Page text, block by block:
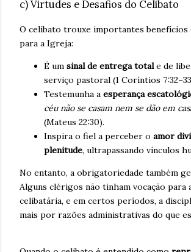
c) Virtudes e Desafios do Celibato
O celibato trouxe importantes benefícios
para a Igreja:
É um sinal de entrega totale de
serviço pastoral (1 Coríntios
Testemunha a esperança
céu não se casam nem se dão em
(Mateus 22:30).
Inspira o fiel a perceber o amor
plenitude, ultrapassando vínculos
No entanto, a obrigatoriedade também
Alguns clérigos não tinham vocação para
celibatária, e em certos períodos, a
mais por razões administrativas do que